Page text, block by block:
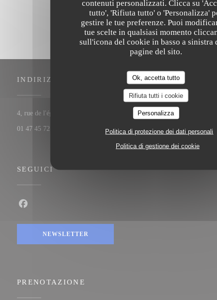
contenuti personalizzati. Clicca su
tutto', 'Rifiuta tutto' o 'Personalizza'
gestire le tue preferenze. Puoi
tue scelte in qualsiasi momento
sull'icona del cookie in basso a sinistra
pagine del sito.
Ok, accetta tutto
Rifiuta tutti i cookie
Personalizza
Politica di protezione dei dati personali
Politica di gestione dei cookie
INDIRIZZO
4, rue de l'église 92200 Neuilly-sur-Seine ((apre una nuova finestra))
01 47 45 72 11
SEGUICI
NEWSLETTER
PRENOTAZIONE